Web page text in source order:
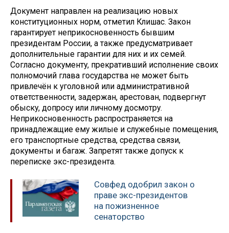
Документ направлен на реализацию новых
конституционных норм, отметил Клишас. Закон
гарантирует неприкосновенность бывшим
президентам России, а также предусматривает
дополнительные гарантии для них и их семей.
Согласно документу, прекративший исполнение своих
полномочий глава государства не может быть
привлечён к уголовной или административной
ответственности, задержан, арестован, подвергнут
обыску, допросу или личному досмотру.
Неприкосновенность распространяется на
принадлежащие ему жилые и служебные помещения,
его транспортные средства, средства связи,
документы и багаж. Запретят также допуск к
переписке экс-президента.
Совфед одобрил закон о
праве экс-президентов
на пожизненное
сенаторство